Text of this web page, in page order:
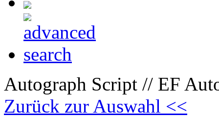
Autograph Script // EF
Zurück zur Auswahl <<